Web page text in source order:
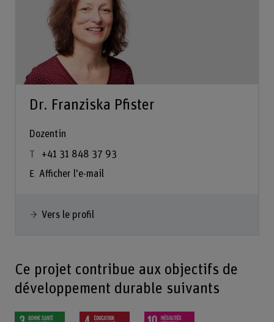
Dr. Franziska Pfister
Dozentin
+41 31 848 37 93
Afficher l'e-mail
Vers le profil
Ce projet contribue aux objectifs de
développement durable suivants